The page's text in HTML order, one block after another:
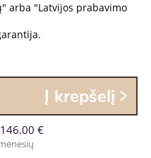
arba "Latvijos prabavimo
Į krepšelį
€